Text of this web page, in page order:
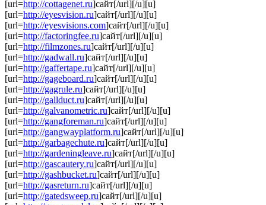
[url=http://cottagenet.ru]сайт[/url][/u][u]
[url=http://eyesvision.ru]сайт[/url][/u][u]
[url=http://eyesvisions.com]сайт[/url][/u][u]
[url=http://factoringfee.ru]сайт[/url][/u][u]
[url=http://filmzones.ru]сайт[/url][/u][u]
[url=http://gadwall.ru]сайт[/url][/u][u]
[url=http://gaffertape.ru]сайт[/url][/u][u]
[url=http://gageboard.ru]сайт[/url][/u][u]
[url=http://gagrule.ru]сайт[/url][/u][u]
[url=http://gallduct.ru]сайт[/url][/u][u]
[url=http://galvanometric.ru]сайт[/url][/u][u]
[url=http://gangforeman.ru]сайт[/url][/u][u]
[url=http://gangwayplatform.ru]сайт[/url][/u][u]
[url=http://garbagechute.ru]сайт[/url][/u][u]
[url=http://gardeningleave.ru]сайт[/url][/u][u]
[url=http://gascautery.ru]сайт[/url][/u][u]
[url=http://gashbucket.ru]сайт[/url][/u][u]
[url=http://gasreturn.ru]сайт[/url][/u][u]
[url=http://gatedsweep.ru]сайт[/url][/u][u]